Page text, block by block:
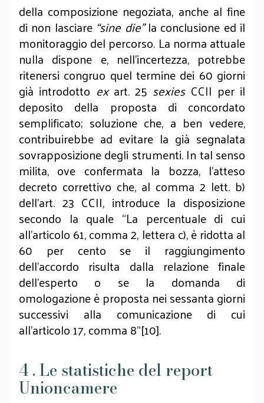
della composizione negoziata, anche al fine
di non lasciare “sine die”la conclusione ed il
monitoraggio del percorso. La norma attuale
nulla dispone e, nell’incertezza, potrebbe
ritenersi congruo quel termine dei 60 giorni
già introdotto exart. 25 sexiesCCII per il
deposito della proposta di concordato
semplificato; soluzione che, a ben vedere,
contribuirebbe ad evitare la già segnalata
sovrapposizione degli strumenti. In tal senso
milita, ove confermata la bozza, l’atteso
decreto correttivo che, al comma 2 lett. b)
dell’art. 23 CCII, introduce la disposizione
secondo la quale “La percentuale di cui
all'articolo 61, comma 2, lettera c), è ridotta al
60 per cento se il raggiungimento
dell'accordo risulta dalla relazione finale
dell'esperto o se la domanda di
omologazione è proposta nei sessanta giorni
successivi alla comunicazione di cui
all’articolo 17, comma 8”[10].
4 . Le statistiche del report
Unioncamere